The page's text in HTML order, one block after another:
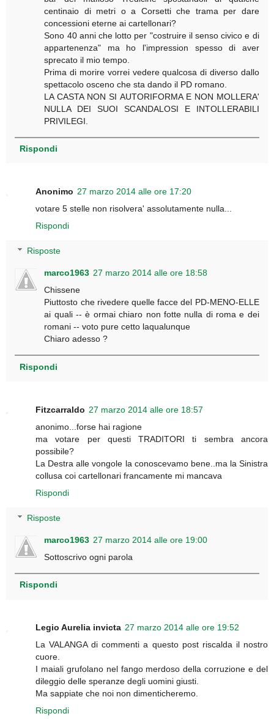
centinaio di metri o a Corsetti che trama per dare
concessioni eterne ai cartellonari?
Sono 40 anni che lotto per "costruire il senso civico e di
appartenenza" ma ho l'impression spesso di aver
sprecato il mio tempo.
Prima di morire vorrei vedere qualcosa di diverso dallo
spettacolo osceno che sta dando il PD romano.
LA CASTA NON SI AUTORIFORMA E NON MOLLERA'
NULLA DEI SUOI SCANDALOSI E INTOLLERABILI
PRIVILEGI.
Rispondi
Anonimo 27 marzo 2014 alle ore 17:20
votare 5 stelle non risolvera' assolutamente nulla...
Rispondi
Risposte
marco1963 27 marzo 2014 alle ore 18:58
Chissene
Piuttosto che rivedere quelle facce del PD-MENO-ELLE
ai quali -- è ormai chiaro non fotte nulla di roma e dei
romani -- voto pure cetto laqualunque
Chiaro adesso ?
Rispondi
Fitzcarraldo 27 marzo 2014 alle ore 18:57
anonimo...forse hai ragione
ma votare per questi TRADITORI ti sembra ancora
possibile?
La Destra alle vongole la conoscevamo bene..ma la Sinistra
collusa coi cartellonari francamente mi mancava
Rispondi
Risposte
marco1963 27 marzo 2014 alle ore 19:00
Sottoscrivo ogni parola
Rispondi
Legio Aurelia invicta 27 marzo 2014 alle ore 19:52
La VALANGA di commenti a questo post riscalda il nostro
cuore.
I maiali grufolano nel fango merdoso della corruzione e del
dileggio delle speranze degli uomini giusti.
Ma sappiate che noi non dimenticheremo.
Rispondi